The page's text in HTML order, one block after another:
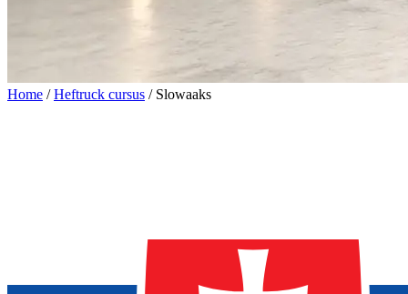
Home / Heftruck cursus / Slowaaks